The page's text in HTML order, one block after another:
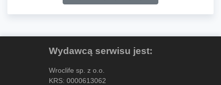
Wydawcą serwisu jest:
Wroclife sp. z o.o.
KRS: 0000613062